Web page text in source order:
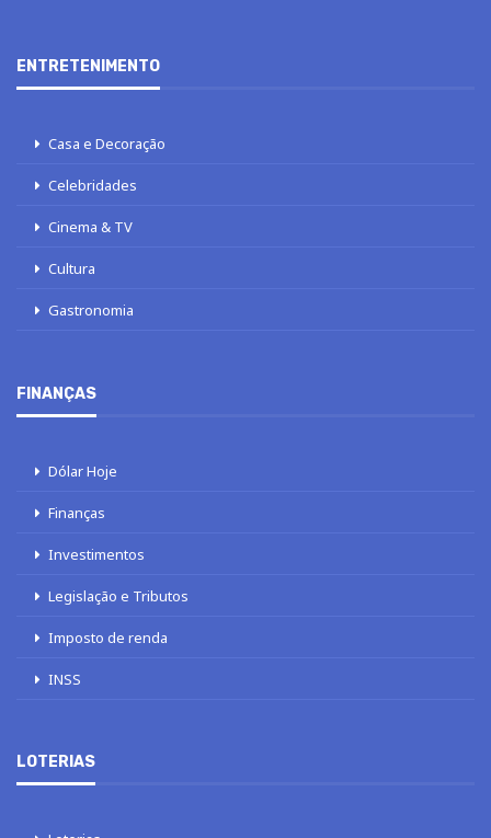
ENTRETENIMENTO
Casa e Decoração
Celebridades
Cinema & TV
Cultura
Gastronomia
FINANÇAS
Dólar Hoje
Finanças
Investimentos
Legislação e Tributos
Imposto de renda
INSS
LOTERIAS